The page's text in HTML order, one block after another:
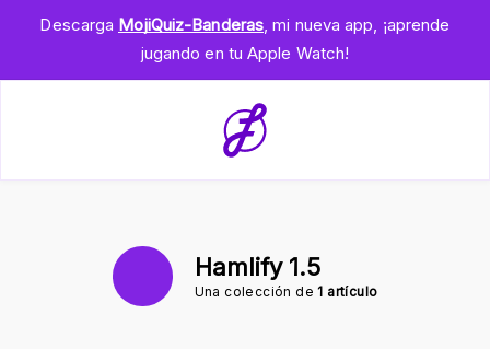
Descarga MojiQuiz-Banderas, mi nueva app, ¡aprende
jugando en tu Apple Watch!
Hamlify 1.5
Una colección de1 artículo